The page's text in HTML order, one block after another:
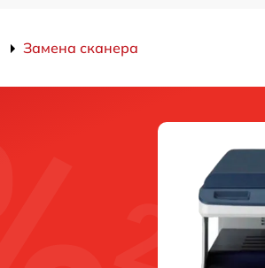
Замена сканера